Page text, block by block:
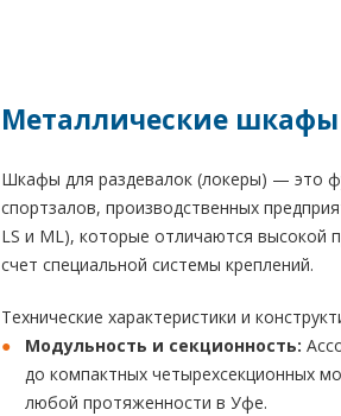
Металлические шкафы
Шкафы для раздевалок (локеры) — это
спортзалов, производственных
LS и ML), которые отличаются высокой
счет специальной системы креплений.
Технические характеристики и
Модульность и секционность:
до компактных четырехсекционных
любой протяженности в Уфе.